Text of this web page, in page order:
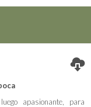
apasionante, para